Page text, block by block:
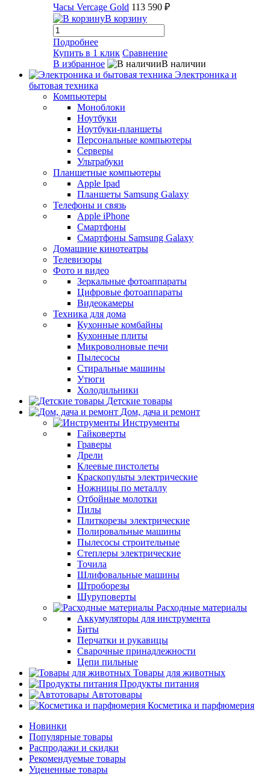
Часы Vercage Gold 113 590 ₽
В корзину
Подробнее
Купить в 1 клик Сравнение
В избранное
В наличии
Электроника и
бытовая техника
Компьютеры
Моноблоки
Ноутбуки
Ноутбуки-планшеты
Персональные компьютеры
Серверы
Ультрабуки
Планшетные компьютеры
Apple Ipad
Планшеты Samsung Galaxy
Телефоны и связь
Apple iPhone
Смартфоны
Смартфоны Samsung Galaxy
Домашние кинотеатры
Телевизоры
Фото и видео
Зеркальные фотоаппараты
Цифровые фотоаппараты
Видеокамеры
Техника для дома
Кухонные комбайны
Кухонные плиты
Микроволновые печи
Пылесосы
Стиральные машины
Утюги
Холодильники
Детские товары
Дом, дача и ремонт
Инструменты
Гайковерты
Граверы
Дрели
Клеевые пистолеты
Краскопульты электрические
Ножницы по металлу
Отбойные молотки
Пилы
Плиткорезы электрические
Полировальные машины
Пылесосы строительные
Степлеры электрические
Точила
Шлифовальные машины
Штроборезы
Шуруповерты
Расходные материалы
Аккумуляторы для инструмента
Биты
Перчатки и рукавицы
Сварочные принадлежности
Цепи пильные
Товары для животных
Продукты питания
Автотовары
Косметика и парфюмерия
Новинки
Популярные товары
Распродажи и скидки
Рекомендуемые товары
Уцененные товары